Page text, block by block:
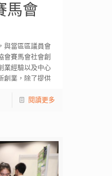
馬會
與當區區議員會
會賽馬會社會創
業經驗以及中心
創業，除了提供
閱讀更多